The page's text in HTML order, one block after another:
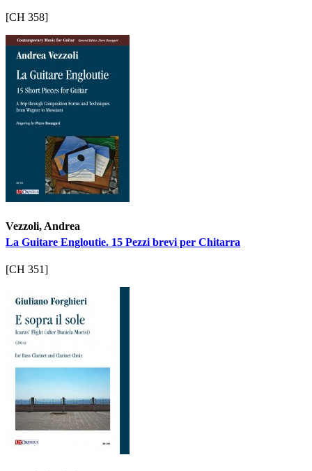
[CH 358]
Vezzoli, Andrea
La Guitare Engloutie. 15 Pezzi brevi per Chitarra
[CH 351]